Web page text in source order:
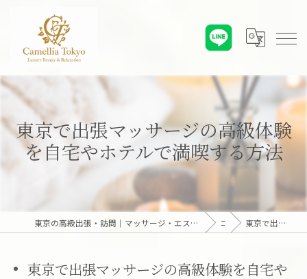
東京で出張マッサージの高級体験
を自宅やホテルで満喫する方法
東京の高級出張・訪問｜マッサージ・エステ・オンライン心理カウンセリング｜六本木・麻布・赤坂・青山・白金・港区・東京23区｜アロマオイルとディープリンパで贅沢なひとときを「Camellia Tokyo（カメリア東京）」 コラム 東京で出張マッサージの高級体験を自宅やホテルで満喫する方法
東京で出張マッサージの高級体験を自宅や